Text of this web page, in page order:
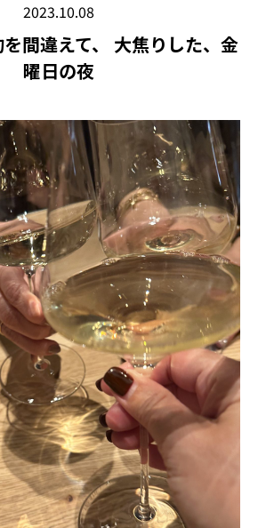
2023.10.08
間違えて、 大焦りした、金
曜日の夜